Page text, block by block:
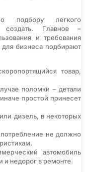
подбору легкого
создать. Главное –
и требования
бизнеса подбирают
товар,
поломки – детали
простой принесет
дизель, в некоторых
не должно
автомобиль
и недорог в ремонте.